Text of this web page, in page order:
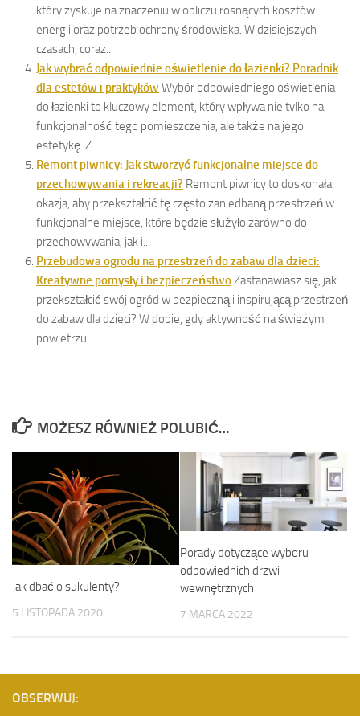
który zyskuje na znaczeniu w obliczu rosnących kosztów
energii oraz potrzeb ochrony środowiska. W dzisiejszych
czasach, coraz...
Jak wybrać odpowiednie oświetlenie do łazienki? Poradnik
dla estetów i praktyków Wybór odpowiedniego oświetlenia
do łazienki to kluczowy element, który wpływa nie tylko na
funkcjonalność tego pomieszczenia, ale także na jego
estetykę. Z...
Remont piwnicy: Jak stworzyć funkcjonalne miejsce do
przechowywania i rekreacji? Remont piwnicy to doskonała
okazja, aby przekształcić tę często zaniedbaną przestrzeń w
funkcjonalne miejsce, które będzie służyło zarówno do
przechowywania, jak i...
Przebudowa ogrodu na przestrzeń do zabaw dla dzieci:
Kreatywne pomysły i bezpieczeństwoZastanawiasz się, jak
przekształcić swój ogród w bezpieczną i inspirującą przestrzeń
do zabaw dla dzieci? W dobie, gdy aktywność na świeżym
powietrzu...
MOŻESZ RÓWNIEŻ POLUBIĆ…
Jak dbać o sukulenty?
5 LISTOPADA 2020
Porady dotyczące wyboru
odpowiednich drzwi
wewnętrznych
7 MARCA 2022
OBSERWUJ: